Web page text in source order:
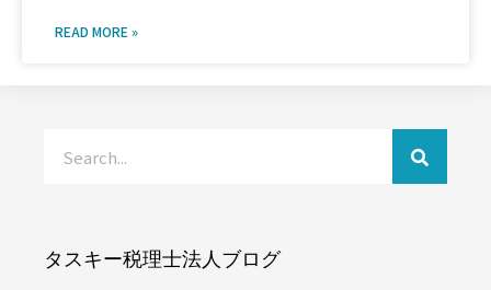
READ MORE »
タスキー税理士法人ブログ